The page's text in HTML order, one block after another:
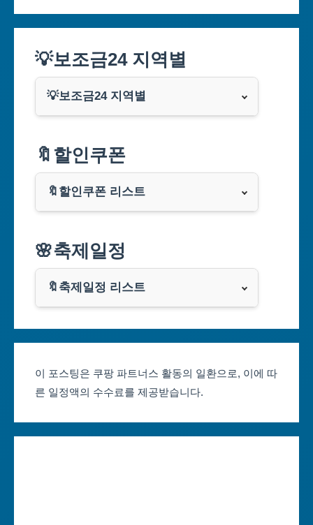
💡보조금24 지역별
💡보조금24 지역별
부산광역시
대구광역시
인천광역시
광주광역시
대전광역시
🔖할인쿠폰
🔖할인쿠폰 리스트
쿠팡
클룩
🌸축제일정
🔖축제일정 리스트
대구축제 일정
인천축제 일정
이 포스팅은 쿠팡 파트너스 활동의 일환으로, 이에 따
른 일정액의 수수료를 제공받습니다.